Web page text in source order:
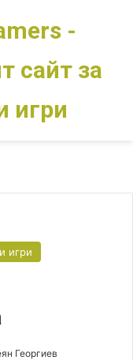
-
сайт за
игри
игри
Георгиев